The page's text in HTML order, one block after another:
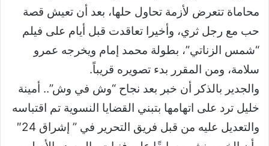
محاماة تتعرض لأزمة تحاول حلها، بعد أن تعيش قصة
حب مع رجل ثري، وأخيرا تعاقدت قبل أيام على فيلم
“شمس الزناتي”، بطولة محمد إمام ويخرجه عمرو
سلامة، ومن المقرر بدء تصويره قريباً.
والجدير بالذكر أن خبر بعد نجاح “وش في وش”.. أمينة
خليل ترد على اتهامها بتبني القضايا النسوية تم اقتباسه
والتعديل عليه من قبل فريق التحرير في ” إشراق 24″